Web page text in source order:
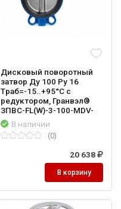
Дисковый поворотный
затвор Ду 100 Ру 16
Tраб=-15..+95°С с
редуктором, Гранвэл®
ЗПВС-FL(W)-3-100-MDV-
В наличии
(0)
20 638
В корзину